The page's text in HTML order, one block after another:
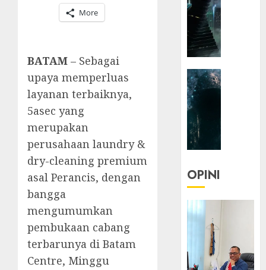
More
BATAM – Sebagai
upaya memperluas
layanan terbaiknya,
5asec yang
merupakan
perusahaan laundry &
dry-cleaning premium
asal Perancis, dengan
bangga
mengumumkan
pembukaan cabang
terbarunya di Batam
Centre, Minggu
OPINI